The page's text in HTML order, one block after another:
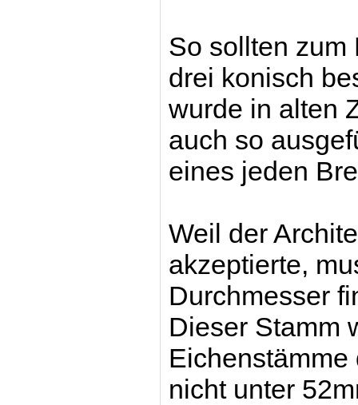
So sollten zum
drei konisch
wurde in alten
auch so
eines jeden
Weil der
akzeptierte,
Durchmesser
Dieser Stamm
nicht unter